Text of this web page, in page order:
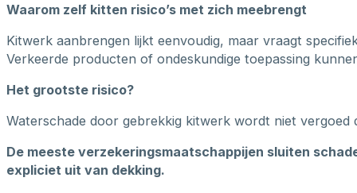
Waarom zelf kitten risico’s met zich meebrengt
Kitwerk aanbrengen lijkt eenvoudig, maar vraagt
Verkeerde producten of ondeskundige toepassing
Het grootste risico?
Waterschade door gebrekkig kitwerk wordt niet
De meeste verzekeringsmaatschappijen sluiten
expliciet uit van dekking.